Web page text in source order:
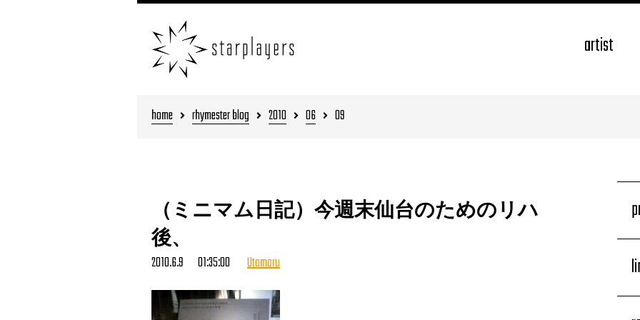
artist
home rhymester blog 2010 06 09
（ミニマム日記）今週末仙台のためのリハ
後、
2010.6.9 01:35:00 Utamaru